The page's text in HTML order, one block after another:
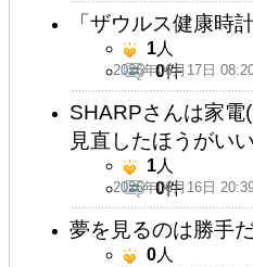
「ザウルス健康時計
2026年06月17日
1人
0件
SHARPさんは家電
見直したほうがいい
2026年06月16日
1人
0件
夢を見るのは勝手
0人